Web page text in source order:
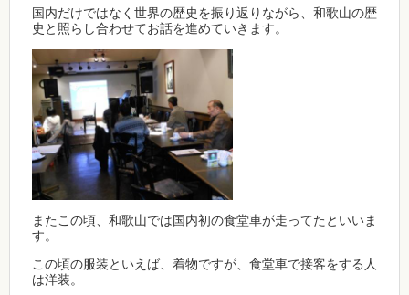
国内だけではなく世界の歴史を振り返りながら、和歌山の歴
史と照らし合わせてお話を進めていきます。
またこの頃、和歌山では国内初の食堂車が走ってたといいま
す。
この頃の服装といえば、着物ですが、食堂車で接客をする人
は洋装。